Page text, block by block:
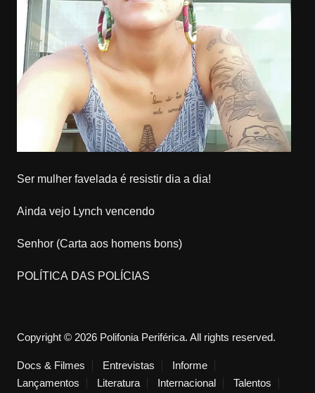
Ser mulher favelada é resistir dia a dia!
Ainda vejo Lynch vencendo
Senhor (Carta aos homens bons)
POLÍTICA DAS POLÍCIAS
Copyright © 2026 Polifonia Periférica. All rights reserved.
Docs & Filmes Entrevistas
Informe
Lançamentos
Literatura Internacional Talentos